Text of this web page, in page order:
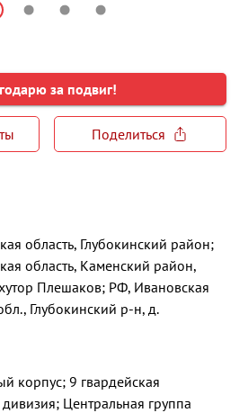
за подвиг!
Поделиться
область, Глубокинский район;
область, Каменский район,
хутор Плешаков; РФ, Ивановская
Глубокинский р-н, д.
корпус; 9 гвардейская
Центральная группа